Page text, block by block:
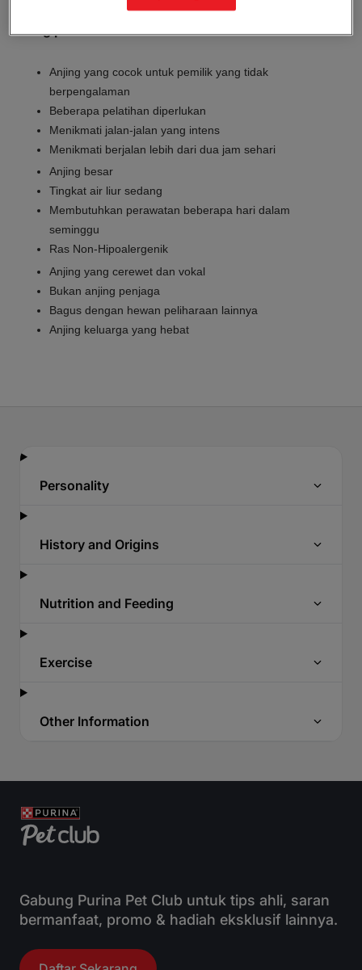
Yang perlu diketahui
Anjing yang cocok untuk pemilik yang tidak
berpengalaman
Beberapa pelatihan diperlukan
Menikmati jalan-jalan yang intens
Menikmati berjalan lebih dari dua jam sehari
Anjing besar
Tingkat air liur sedang
Membutuhkan perawatan beberapa hari dalam
seminggu
Ras Non-Hipoalergenik
Anjing yang cerewet dan vokal
Bukan anjing penjaga
Bagus dengan hewan peliharaan lainnya
Anjing keluarga yang hebat
Personality
History and Origins
Nutrition and Feeding
Exercise
Other Information
Gabung Purina Pet Club untuk tips ahli, saran
bermanfaat, promo & hadiah eksklusif lainnya.